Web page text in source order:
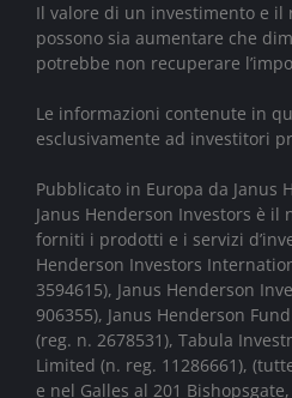
Il valore di un investimento e il
possono sia aumentare che
potrebbe non recuperare
Le informazioni contenute in
esclusivamente ad investitori
Pubblicato in Europa da Janus
Janus Henderson Investors è il
forniti i prodotti e i servizi
Henderson Investors
3594615), Janus Henderson
906355), Janus Henderson
(reg. n. 2678531), Tabula
Limited (n. reg. 11286661),
e nel Galles al 201